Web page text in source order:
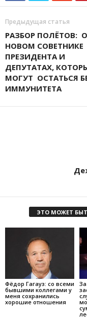
Предыдущая статья
РАЗБОР ПОЛЁТОВ: О
НОВОМ СОВЕТНИКЕ
ПРЕЗИДЕНТА И
ДЕПУТАТАХ,
МОГУТ ОСТАТЬСЯ
ИММУНИТЕТА
ЭТО МОЖЕТ
Фёдор Гагауз: со всеми
бывшими коллегами у
меня сохранились
хорошие отношения